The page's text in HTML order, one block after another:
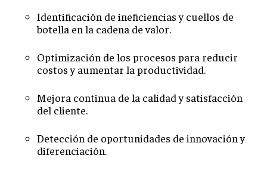
HABILIDADES DIRECTIVAS
EMPRENDIMIENTO
PLANIFICACIÓN EMPRESARIAL
FINANZAS
FINANZAS Y CONTABILIDAD
GESTIÓN DE RECURSOS FINANCIEROS
Identificación de ineficiencias y cuellos de
botella en la cadena de valor.
Optimización de los procesos para reducir
costos y aumentar la productividad.
Mejora continua de la calidad y satisfacción
del cliente.
Detección de oportunidades de innovación y
diferenciación.